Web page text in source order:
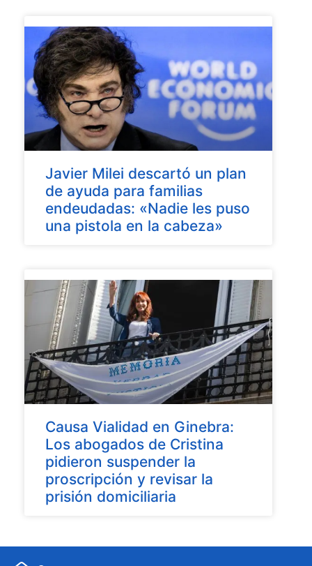
Javier Milei descartó un plan
de ayuda para familias
endeudadas: «Nadie les puso
una pistola en la cabeza»
Causa Vialidad en Ginebra:
Los abogados de Cristina
pidieron suspender la
proscripción y revisar la
prisión domiciliaria